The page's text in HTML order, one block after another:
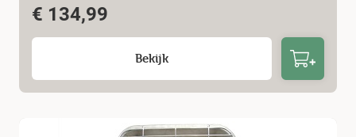
€ 134,99
Bekijk